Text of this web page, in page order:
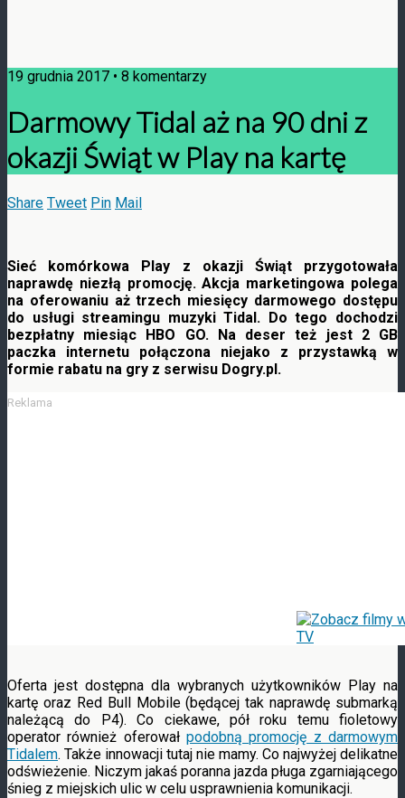
19 grudnia 2017 • 8 komentarzy
Darmowy Tidal aż na 90 dni z
okazji Świąt w Play na kartę
Share Tweet Pin Mail
Sieć komórkowa Play z okazji Świąt przygotowała
naprawdę niezłą promocję. Akcja marketingowa polega
na oferowaniu aż trzech miesięcy darmowego dostępu
do usługi streamingu muzyki Tidal. Do tego dochodzi
bezpłatny miesiąc HBO GO. Na deser też jest 2 GB
paczka internetu połączona niejako z przystawką w
formie rabatu na gry z serwisu Dogry.pl.
Reklama
Oferta jest dostępna dla wybranych użytkowników Play na
kartę oraz Red Bull Mobile (będącej tak naprawdę submarką
należącą do P4). Co ciekawe, pół roku temu fioletowy
operator również oferował podobną promocję z darmowym
Tidalem. Także innowacji tutaj nie mamy. Co najwyżej delikatne
odświeżenie. Niczym jakaś poranna jazda pługa zgarniającego
śnieg z miejskich ulic w celu usprawnienia komunikacji.